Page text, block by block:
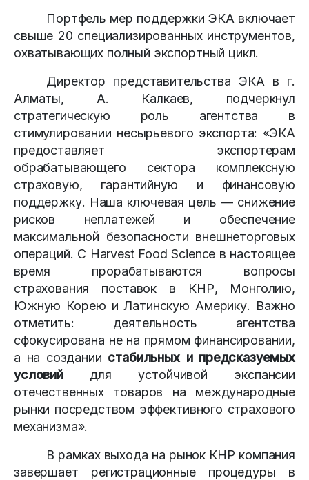
Портфель мер поддержки ЭКА включает
свыше 20 специализированных инструментов,
охватывающих полный экспортный цикл.
Директор представительства ЭКА в г.
Алматы, А. Калкаев, подчеркнул
стратегическую роль агентства в
стимулировании несырьевого экспорта: «ЭКА
предоставляет экспортерам
обрабатывающего сектора комплексную
страховую, гарантийную и финансовую
поддержку. Наша ключевая цель — снижение
рисков неплатежей и обеспечение
максимальной безопасности внешнеторговых
операций. С Harvest Food Science в настоящее
время прорабатываются вопросы
страхования поставок в КНР, Монголию,
Южную Корею и Латинскую Америку. Важно
отметить: деятельность агентства
сфокусирована не на прямом финансировании,
а на создании стабильных и предсказуемых
условийдля устойчивой экспансии
отечественных товаров на международные
рынки посредством эффективного страхового
механизма».
В рамках выхода на рынок КНР компания
завершает регистрационные процедуры в